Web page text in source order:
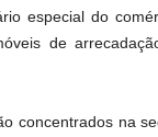
especial do
de
concentrados na